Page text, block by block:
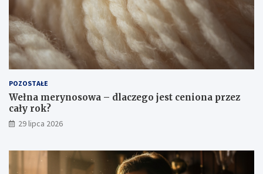
POZOSTAŁE
Wełna merynosowa – dlaczego jest ceniona przez
cały rok?
29 lipca 2026